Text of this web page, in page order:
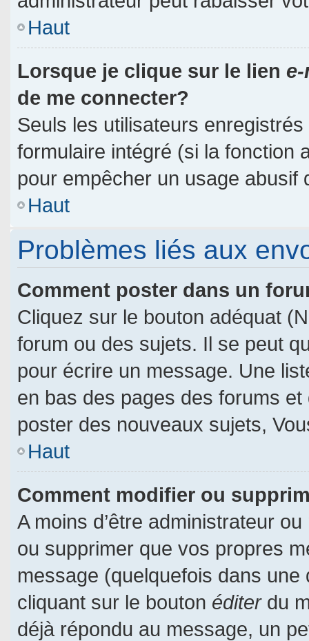
Haut
Lorsque je clique sur le lien
de me connecter?
Seuls les utilisateurs
formulaire intégré (si la fonction
pour empêcher un usage abusif
Haut
Problèmes liés aux
Comment poster dans un
Cliquez sur le bouton adéquat
forum ou des sujets. Il se peut
pour écrire un message. Une
en bas des pages des forums
poster des nouveaux sujets,
Haut
Comment modifier ou
A moins d’être administrateur
ou supprimer que vos propres
message (quelquefois dans
cliquant sur le bouton éditerdu
déjà répondu au message, un